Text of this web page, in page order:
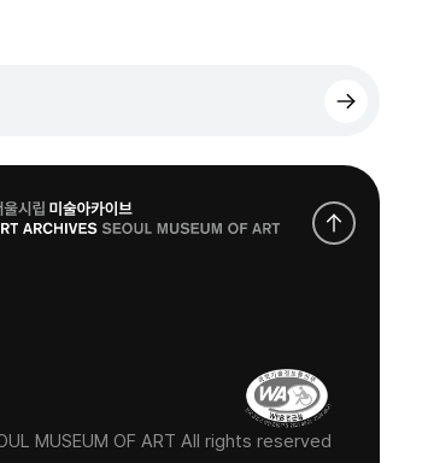
MUSEUM OF ART All rights reserved